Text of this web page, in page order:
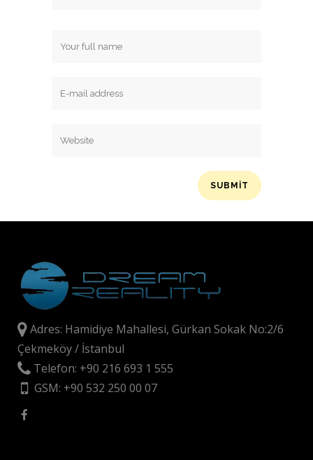
Adres: Hamidiye Mahallesi, Gürkan Sokak No:2/6
Çekmeköy / İstanbul
Telefon: +90 216 693 1 555
GSM: +90 532 250 00 07